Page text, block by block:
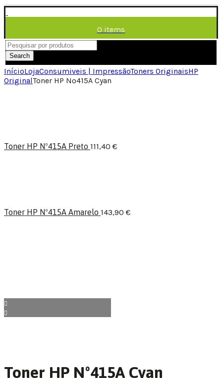
0 items
/ 0,00€
Menu
Search
InícioLojaConsumiveis | ImpressãoToners OriginaisHP
OriginalToner HP Nº415A Cyan
Toner HP Nº415A Preto 111,40 €
Toner HP Nº415A Amarelo 143,90 €
Toner HP Nº415A Cyan